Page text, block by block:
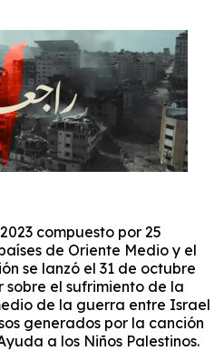
compuesto por 25
de Oriente Medio y el
se lanzó el 31 de octubre
sobre el sufrimiento de la
de la guerra entre Israel
generados por la canción
a los Niños Palestinos.